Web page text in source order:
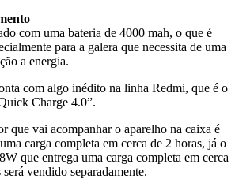
com uma bateria de 4000 mah, o que é
para a galera que necessita de uma
a energia.
com algo inédito na linha Redmi, que é o
Charge 4.0”.
que vai acompanhar o aparelho na caixa é
carga completa em cerca de 2 horas, já o
que entrega uma carga completa em cerca
vendido separadamente.